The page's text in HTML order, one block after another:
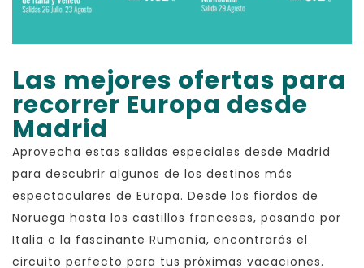
Las mejores ofertas para
recorrer Europa desde
Madrid
Aprovecha estas salidas especiales desde Madrid
para descubrir algunos de los destinos más
espectaculares de Europa. Desde los fiordos de
Noruega hasta los castillos franceses, pasando por
Italia o la fascinante Rumanía, encontrarás el
circuito perfecto para tus próximas vacaciones.